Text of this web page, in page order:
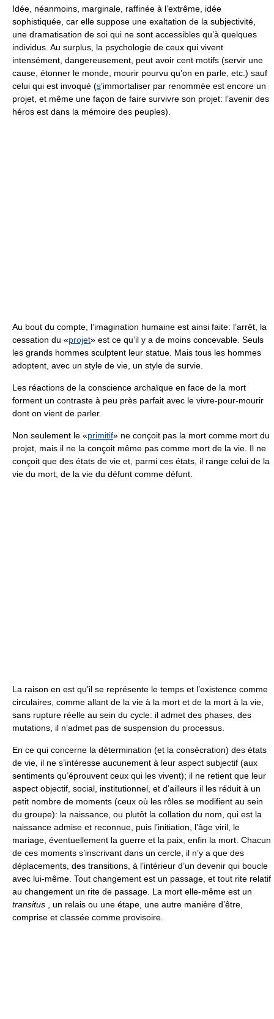
Idée, néanmoins, marginale, raffinée à l’extrême, idée
sophistiquée, car elle suppose une exaltation de la subjectivité,
une dramatisation de soi qui ne sont accessibles qu’à quelques
individus. Au surplus, la psychologie de ceux qui vivent
intensément, dangereusement, peut avoir cent motifs (servir une
cause, étonner le monde, mourir pourvu qu’on en parle, etc.) sauf
celui qui est invoqué (s’immortaliser par renommée est encore un
projet, et même une façon de faire survivre son projet: l’avenir des
héros est dans la mémoire des peuples).
Au bout du compte, l’imagination humaine est ainsi faite: l’arrêt, la
cessation du «projet» est ce qu’il y a de moins concevable. Seuls
les grands hommes sculptent leur statue. Mais tous les hommes
adoptent, avec un style de vie, un style de survie.
Les réactions de la conscience archaïque en face de la mort
forment un contraste à peu près parfait avec le vivre-pour-mourir
dont on vient de parler.
Non seulement le «primitif» ne conçoit pas la mort comme mort du
projet, mais il ne la conçoit même pas comme mort de la vie. Il ne
conçoit que des états de vie et, parmi ces états, il range celui de la
vie du mort, de la vie du défunt comme défunt.
La raison en est qu’il se représente le temps et l’existence comme
circulaires, comme allant de la vie à la mort et de la mort à la vie,
sans rupture réelle au sein du cycle: il admet des phases, des
mutations, il n’admet pas de suspension du processus.
En ce qui concerne la détermination (et la consécration) des états
de vie, il ne s’intéresse aucunement à leur aspect subjectif (aux
sentiments qu’éprouvent ceux qui les vivent); il ne retient que leur
aspect objectif, social, institutionnel, et d’ailleurs il les réduit à un
petit nombre de moments (ceux où les rôles se modifient au sein
du groupe): la naissance, ou plutôt la collation du nom, qui est la
naissance admise et reconnue, puis l’initiation, l’âge viril, le
mariage, éventuellement la guerre et la paix, enfin la mort. Chacun
de ces moments s’inscrivant dans un cercle, il n’y a que des
déplacements, des transitions, à l’intérieur d’un devenir qui boucle
avec lui-même. Tout changement est un passage, et tout rite relatif
au changement un rite de passage. La mort elle-même est un
transitus , un relais ou une étape, une autre manière d’être,
comprise et classée comme provisoire.